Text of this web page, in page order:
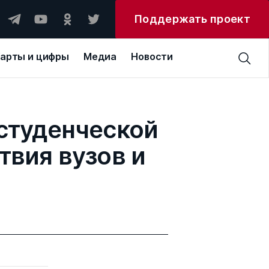
Поддержать проект
и цифры Медиа Новости
вузов и